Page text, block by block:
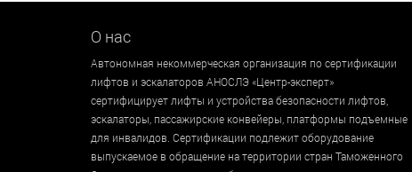
О нас
Автономная некоммерческая организация по сертификации
лифтов и эскалаторов АНОСЛЭ «Центр-эксперт»
сертифицирует лифты и устройства безопасности лифтов,
эскалаторы, пассажирские конвейеры, платформы подъемные
для инвалидов. Сертификации подлежит оборудование
выпускаемое в обращение на территории стран Таможенного